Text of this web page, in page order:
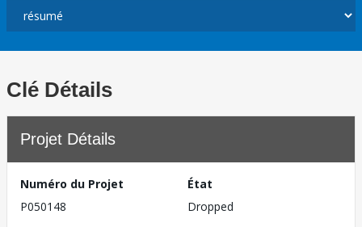
Clé Détails
Projet Détails
Numéro du Projet
P050148
État
Dropped